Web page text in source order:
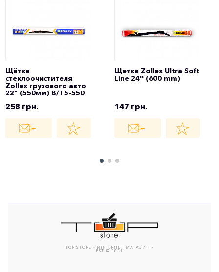
Щётка
стеклоочистителя
Zollex грузового авто
22" (550мм) B/T5-550
258 грн.
Щетка Zollex Ultra Soft
Line 24'' (600 mm)
147 грн.
TOP STORE - ИНТЕРНЕТ МАГАЗИН -
EST © 2021